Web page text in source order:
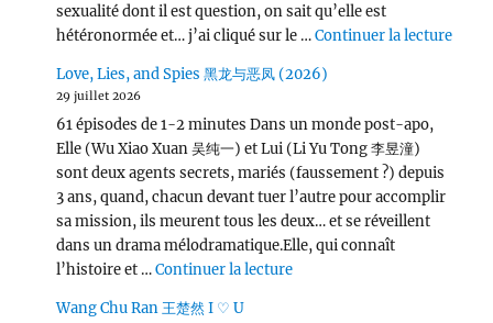
sexualité dont il est question, on sait qu’elle est
hétéronormée et… j’ai cliqué sur le …Continuer la lecturede «
Love, Lies, and Spies 黑龙与恶凤 (2026)
29 juillet 2026
61 épisodes de 1-2 minutes Dans un monde post-apo,
Elle (Wu Xiao Xuan 吴纯一) et Lui (Li Yu Tong 李昱潼)
sont deux agents secrets, mariés (faussement ?) depuis
3 ans, quand, chacun devant tuer l’autre pour accomplir
sa mission, ils meurent tous les deux… et se réveillent
dans un drama mélodramatique.Elle, qui connaît
l’histoire et …Continuer la lecturede « Love, Lies, and Spies
Wang Chu Ran 王楚然 I ♡ U